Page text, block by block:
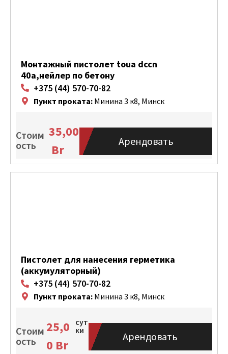
Монтажный пистолет toua dccn
40a,нейлер по бетону
+375 (44) 570-70-82
Пункт проката: Минина 3 к8, Минск
Стоим
ость
35,00
Br
Арендовать
Пистолет для нанесения герметика
(аккумуляторный)
+375 (44) 570-70-82
Пункт проката: Минина 3 к8, Минск
Стоим
ость
25,0
0 Br
сут
ки
Арендовать